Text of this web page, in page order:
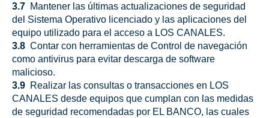
3.7 Mantener las últimas actualizaciones de seguridad
del Sistema Operativo licenciado y las aplicaciones del
equipo utilizado para el acceso a LOS CANALES.
3.8 Contar con herramientas de Control de navegación
como antivirus para evitar descarga de software
malicioso.
3.9 Realizar las consultas o transacciones en LOS
CANALES desde equipos que cumplan con las medidas
de seguridad recomendadas por EL BANCO, las cuales